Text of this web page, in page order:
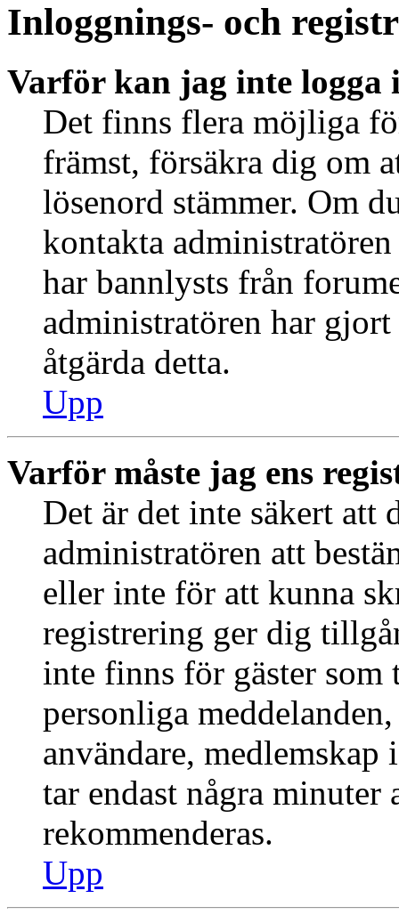
Inloggnings- och
Varför kan jag inte logga
Det finns flera möjliga
främst, försäkra dig om
lösenord stämmer. Om
kontakta
har bannlysts från
administratören har
åtgärda detta.
Upp
Varför måste jag ens
Det är det inte säkert att
administratören att
eller inte för att kunna
registrering ger dig
inte finns för gäster
personliga
användare, medlemskap
tar endast några minuter
rekommenderas.
Upp